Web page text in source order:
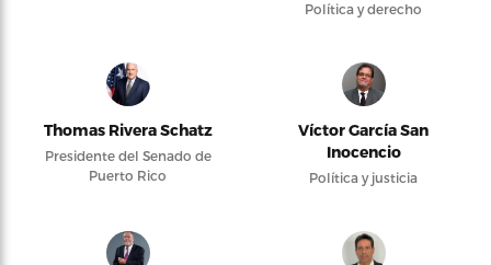
Política y derecho
Thomas Rivera Schatz
Presidente del Senado de
Puerto Rico
Víctor García San
Inocencio
Política y justicia